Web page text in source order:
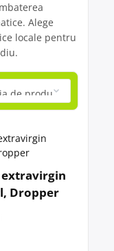
Alege
locale pentru
extravirgin
Dropper